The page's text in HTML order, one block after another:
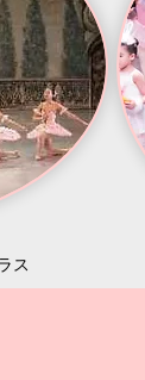
ス